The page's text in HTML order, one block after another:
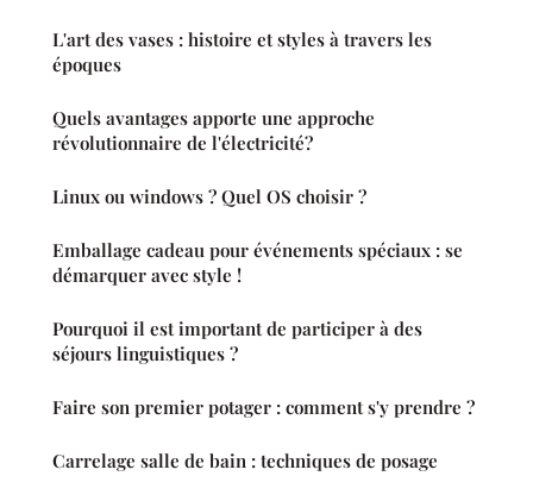
L'art des vases : histoire et styles à travers les
époques
Quels avantages apporte une approche
révolutionnaire de l'électricité?
Linux ou windows ? Quel OS choisir ?
Emballage cadeau pour événements spéciaux : se
démarquer avec style !
Pourquoi il est important de participer à des
séjours linguistiques ?
Faire son premier potager : comment s'y prendre ?
Carrelage salle de bain : techniques de posage